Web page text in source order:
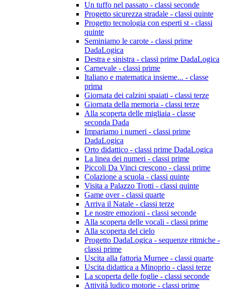
Un tuffo nel passato - classi seconde
Progetto sicurezza stradale - classi quinte
Progetto tecnologia con esperti st - classi
quinte
Seminiamo le carote - classi prime
DadaLogica
Destra e sinistra - classi prime DadaLogica
Carnevale - classi prime
Italiano e matematica insieme... - classe
prima
Giornata dei calzini spaiati - classi terze
Giornata della memoria - classi terze
Alla scoperta delle migliaia - classe
seconda Dada
Impariamo i numeri - classi prime
DadaLogica
Orto didattico - classi prime DadaLogica
La linea dei numeri - classi prime
Piccoli Da Vinci crescono - classi prime
Colazione a scuola - classi quinte
Visita a Palazzo Trotti - classi quinte
Game over - classi quarte
Arriva il Natale - classi terze
Le nostre emozioni - classi seconde
Alla scoperta delle vocali - classi prime
Alla scoperta del cielo
Progetto DadaLogica - sequenze ritmiche -
classi prime
Uscita alla fattoria Murnee - classi quarte
Uscita didattica a Minoprio - classi terze
La scoperta delle foglie - classi seconde
Attività ludico motorie - classi prime